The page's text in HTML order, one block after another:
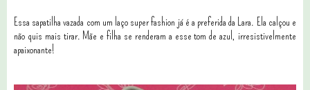
Essa sapatilha vazada com um laço super fashion já é a preferida da Lara. Ela calçou e
não quis mais tirar. Mãe e filha se renderam a esse tom de azul, irresistivelmente
apaixonante!